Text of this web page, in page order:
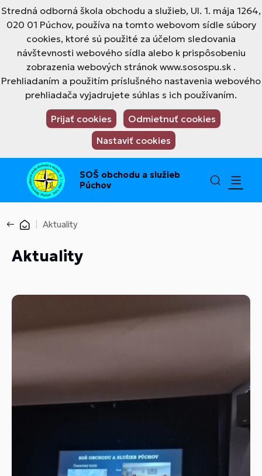
Stredná odborná škola obchodu a služieb, Ul. 1. mája 1264,
020 01 Púchov, používa na tomto webovom sídle súbory
cookies, ktoré sú použité za účelom sledovania
návštevnosti webového sídla alebo k prispôsobeniu
zobrazenia webových stránok www.sosospu.sk .
Prehliadaním a použitím príslušného nastavenia webového
prehliadača vyjadrujete súhlas s ich používaním.
Prijať cookies
Odmietnuť cookies
Nastaviť cookies
SOŠ obchodu a služieb
Púchov
Aktuality
Aktuality